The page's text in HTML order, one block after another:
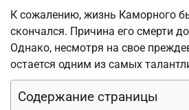
К сожалению, жизнь Каморного
скончался. Причина его смерти
Однако, несмотря на свое
остается одним из самых
Содержание страницы